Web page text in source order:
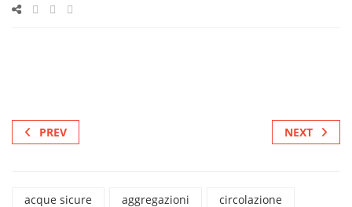
PREV NEXT
acque sicure aggregazioni
circolazione